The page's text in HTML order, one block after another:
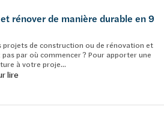
rénover de manière durable en 9
projets de construction ou de rénovation et
pas par où commencer ? Pour apporter une
à votre proje...
lire